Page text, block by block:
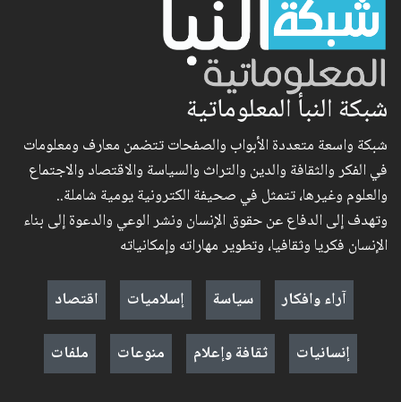
شبكة النبأ المعلوماتية
شبكة واسعة متعددة الأبواب والصفحات تتضمن معارف ومعلومات
في الفكر والثقافة والدين والتراث والسياسة والاقتصاد والاجتماع
والعلوم وغيرها، تتمثل في صحيفة الكترونية يومية شاملة..
وتهدف إلى الدفاع عن حقوق الإنسان ونشر الوعي والدعوة إلى بناء
الإنسان فكريا وثقافيا، وتطوير مهاراته وإمكانياته
آراء وافكار
سياسة إسلاميات
اقتصاد
إنسانيات
ثقافة وإعلام منوعات ملفات